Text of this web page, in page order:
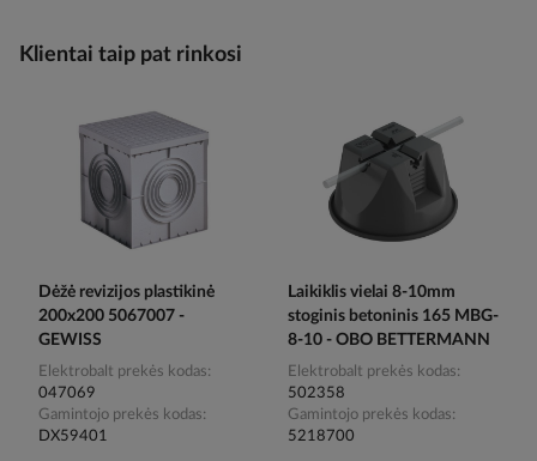
Klientai taip pat rinkosi
Dėžė revizijos plastikinė
200x200 5067007 -
GEWISS
Elektrobalt prekės kodas
047069
Gamintojo prekės kodas
DX59401
Laikiklis vielai 8-10mm
stoginis betoninis 165 MBG-
8-10 - OBO BETTERMANN
Elektrobalt prekės kodas
502358
Gamintojo prekės kodas
5218700